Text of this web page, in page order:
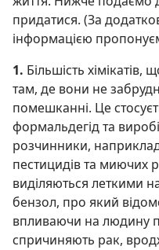
придатися. (За
інформацією
1. Більшість
там, де вони не
помешканні. Це
формальдегід та
розчинники,
пестицидів та миючих
виділяються леткими
бензол, про який
впливаючи на людину
спричиняють рак,